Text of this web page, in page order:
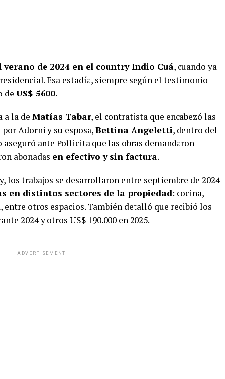
de 2024 en el country Indio Cuá, cuando ya
Esa estadía, siempre según el testimonio
de US$ 5600.
a la de Matías Tabar, el contratista que encabezó las
Adorni y su esposa,Bettina Angeletti, dentro del
ante Pollicita que las obras demandaron
abonadas en efectivo y sin factura.
los trabajos se desarrollaron entre septiembre de 2024
en distintos sectores de la propiedad: cocina,
entre otros espacios. También detalló que recibió los
2024 y otros US$ 190.000 en 2025.
ADVERTISEMENT